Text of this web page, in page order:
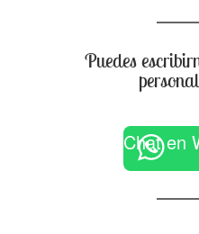
Puedes
Chat en